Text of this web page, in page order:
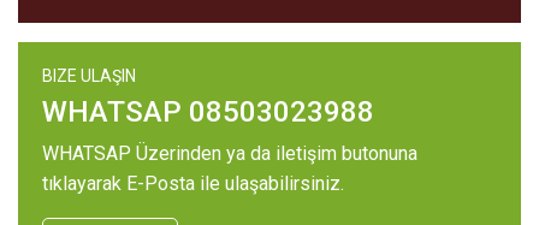
BIZE ULAŞIN
WHATSAP 08503023988
WHATSAP Üzerinden ya da iletişim butonuna
tıklayarak E-Posta ile ulaşabilirsiniz.